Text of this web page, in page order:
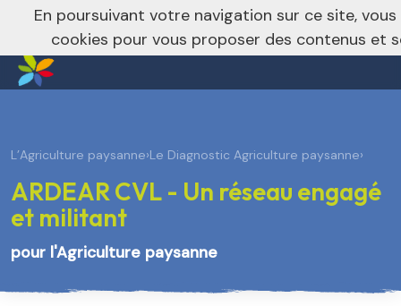
Je m’abonne à la newsletter
nivo_2026: 1
L’Agriculture paysanne›Le Diagnostic Agriculture paysanne›
ARDEAR CVL - Un réseau engagé
et militant
pour l'Agriculture paysanne
En poursuivant votre navigation sur ce site,
cookies pour vous proposer des contenus et